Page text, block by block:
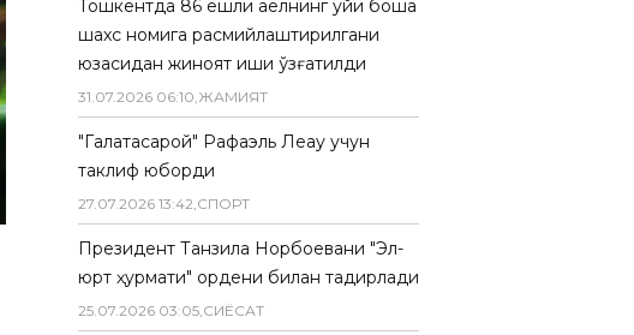
Тошкентда 86 ёшли аёлнинг уйи бошқа
шахс номига расмийлаштирилгани
юзасидан жиноят иши қўзғатилди
31.07.2026 06:10,ЖАМИЯТ
"Галатасарой" Рафаэль Леау учун
таклиф юборди
27.07.2026 13:42,СПОРТ
Президент Танзила Норбоевани "Эл-
юрт ҳурмати" ордени билан тақдирлади
25.07.2026 03:05,СИËСАТ